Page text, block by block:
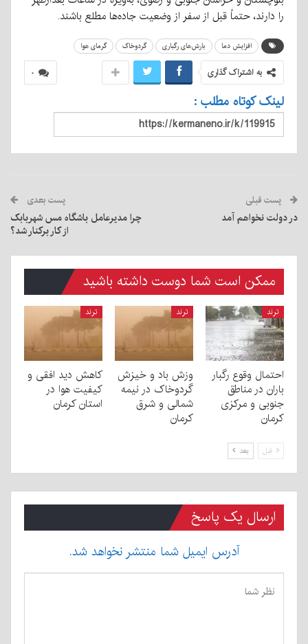
را دارند، حتماً قبل از سفر از وضعیت جاده‌ها مطلع باشند.
افزایش دما بارش‌های رگباری گردوخاک گرمای هوا
۰ به اشتراک گذاری
لینک کوتاه مطلب :
پست قبلی
در دولت نخواهم آمد
پست بعدی
چرا مدیرعامل باشگاه مس شهربابک
از کار برکنار شد؟
ممکن است شما دوست داشته باشید
ترند
احتمال وقوع رگبار
باران در مناطق
جنوبی و مرکزی
کرمان
ترند
وزش باد و خیزش
گردوخاک در نیمه
شمالی و شرق
کرمان
ترند
کاهش دید افقی و
کیفیت هوا در
استان کرمان
قبل بعد
ارسال یک پاسخ
آدرس ایمیل شما منتشر نخواهد شد.